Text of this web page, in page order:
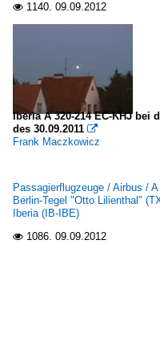
 1140. 09.09.2012
Iberia A 320-214 EC-KHJ bei
des 30.09.2011 
Frank Maczkowicz
Passagierflugzeuge / Airbus / A
Berlin-Tegel "Otto Lilienthal"
Iberia (IB-IBE)
 1086. 09.09.2012